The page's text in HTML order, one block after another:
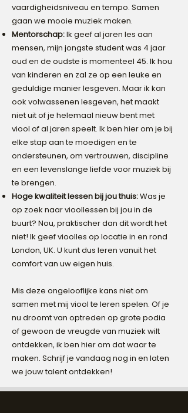
vaardigheidsniveau en tempo. Samen
gaan we mooie muziek maken.
Mentorschap:Ik geef al jaren les aan
mensen, mijn jongste student was 4 jaar
oud en de oudste is momenteel 45. Ik hou
van kinderen en zal ze op een leuke en
geduldige manier lesgeven. Maar ik kan
ook volwassenen lesgeven, het maakt
niet uit of je helemaal nieuw bent met
viool of al jaren speelt. Ik ben hier om je bij
elke stap aan te moedigen en te
ondersteunen, om vertrouwen, discipline
en een levenslange liefde voor muziek bij
te brengen.
Hoge kwaliteit lessen bij jou thuis:Was je
op zoek naar vioollessen bij jou in de
buurt? Nou, praktischer dan dit wordt het
niet! Ik geef vioolles op locatie in en rond
London, UK. U kunt dus leren vanuit het
comfort van uw eigen huis.
Mis deze ongelooflijke kans niet om
samen met mij viool te leren spelen. Of je
nu droomt van optreden op grote podia
of gewoon de vreugde van muziek wilt
ontdekken, ik ben hier om dat waar te
maken. Schrijf je vandaag nog in en laten
we jouw talent ontdekken!